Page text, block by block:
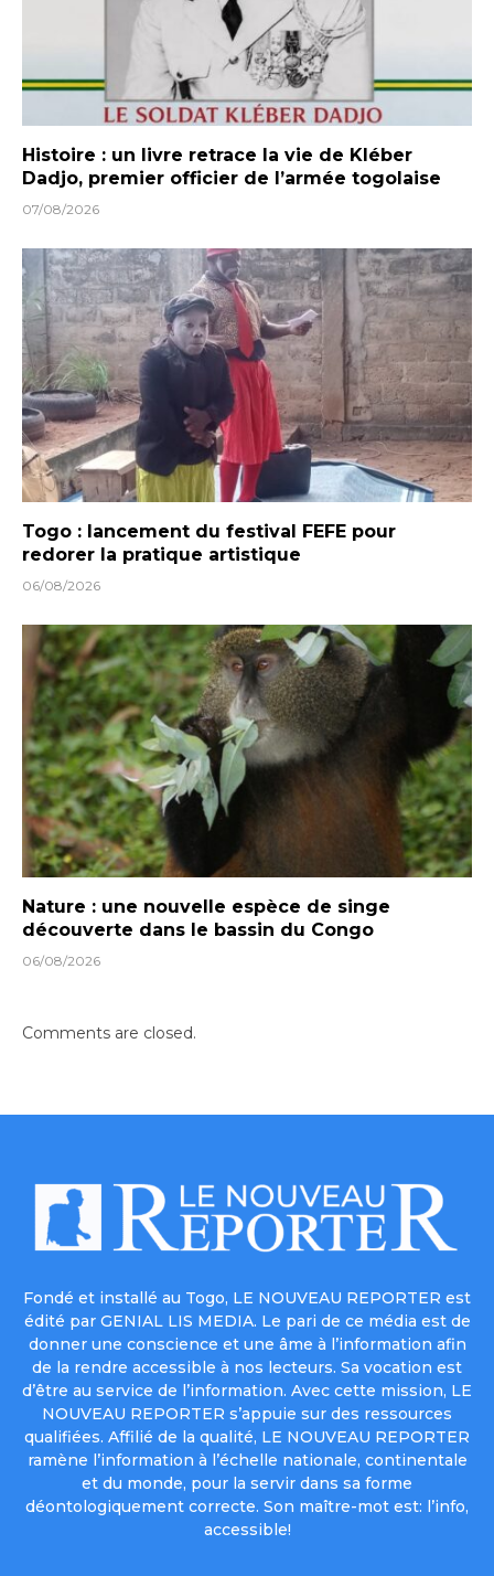
Histoire : un livre retrace la vie de Kléber
Dadjo, premier officier de l’armée togolaise
07/08/2026
Togo : lancement du festival FEFE pour
redorer la pratique artistique
06/08/2026
Nature : une nouvelle espèce de singe
découverte dans le bassin du Congo
06/08/2026
Comments are closed.
Fondé et installé au Togo, LE NOUVEAU REPORTER est
édité par GENIAL LIS MEDIA. Le pari de ce média est de
donner une conscience et une âme à l’information afin
de la rendre accessible à nos lecteurs. Sa vocation est
d’être au service de l’information. Avec cette mission, LE
NOUVEAU REPORTER s’appuie sur des ressources
qualifiées. Affilié de la qualité, LE NOUVEAU REPORTER
ramène l’information à l’échelle nationale, continentale
et du monde, pour la servir dans sa forme
déontologiquement correcte. Son maître-mot est: l’info,
accessible!